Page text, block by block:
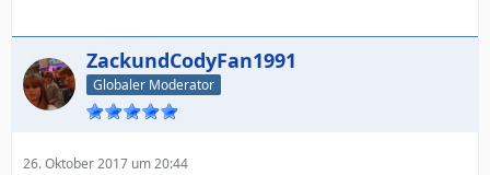
ZackundCodyFan1991
Globaler Moderator
26. Oktober 2017 um 20:44